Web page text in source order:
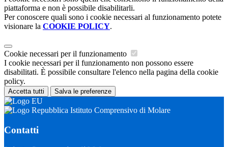
piattaforma e non è possibile disabilitarli.
Per conoscere quali sono i cookie necessari al funzionamento potete
visionare la COOKIE POLICY.
Cookie necessari per il funzionamento
I cookie necessari per il funzionamento non possono essere
disabilitati. È possibile consultare l'elenco nella pagina della cookie
policy.
Accetta tutti Salva le preferenze
Istituto Comprensivo di Molare
Contatti